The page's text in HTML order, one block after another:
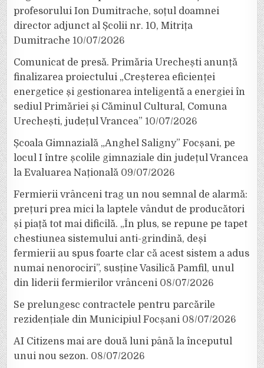
profesorului Ion Dumitrache, soțul doamnei
director adjunct al Școlii nr. 10, Mitrița
Dumitrache 10/07/2026
Comunicat de presă. Primăria Urechești anunță
finalizarea proiectului „Creșterea eficienței
energetice și gestionarea inteligentă a energiei în
sediul Primăriei și Căminul Cultural, Comuna
Urechești, județul Vrancea” 10/07/2026
Școala Gimnazială „Anghel Saligny” Focșani, pe
locul I între școlile gimnaziale din județul Vrancea
la Evaluarea Națională 09/07/2026
Fermierii vrânceni trag un nou semnal de alarmă:
prețuri prea mici la laptele vândut de producători
și piață tot mai dificilă. „În plus, se repune pe tapet
chestiunea sistemului anti-grindină, deși
fermierii au spus foarte clar că acest sistem a adus
numai nenorociri”, susține Vasilică Pamfil, unul
din liderii fermierilor vrânceni 08/07/2026
Se prelungesc contractele pentru parcările
rezidențiale din Municipiul Focșani 08/07/2026
AI Citizens mai are două luni până la începutul
unui nou sezon. 08/07/2026